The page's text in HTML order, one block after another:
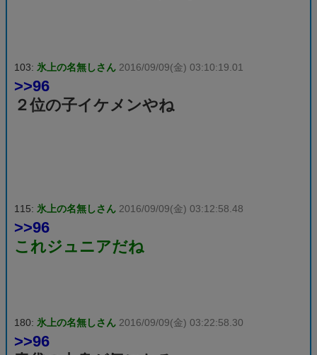
103: 氷上の名無しさん 2016/09/09(金) 03:10:19.01
>>96
２位の子イケメンやね
115: 氷上の名無しさん 2016/09/09(金) 03:12:58.48
>>96
これジュニアだね
180: 氷上の名無しさん 2016/09/09(金) 03:22:58.30
>>96